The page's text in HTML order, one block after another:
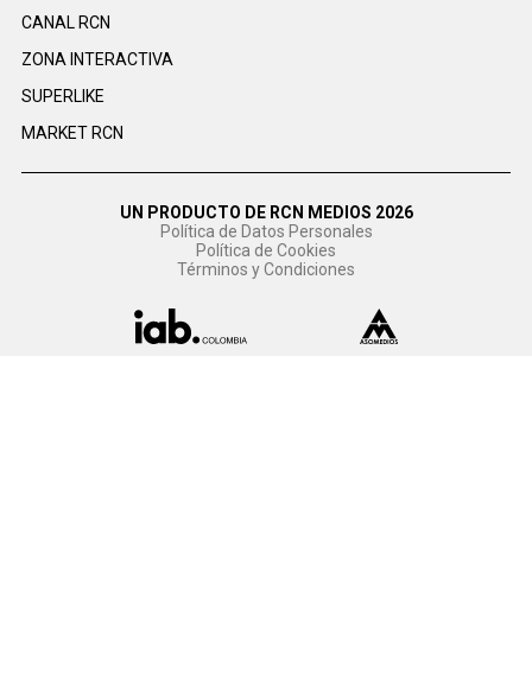
CANAL RCN
ZONA INTERACTIVA
SUPERLIKE
MARKET RCN
UN PRODUCTO DE RCN MEDIOS 2026
Política de Datos Personales
Política de Cookies
Términos y Condiciones